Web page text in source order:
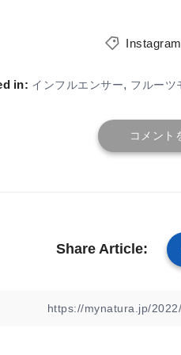
Instagram
in: インフルエンサー, フルーツ
コメント
Share Article: